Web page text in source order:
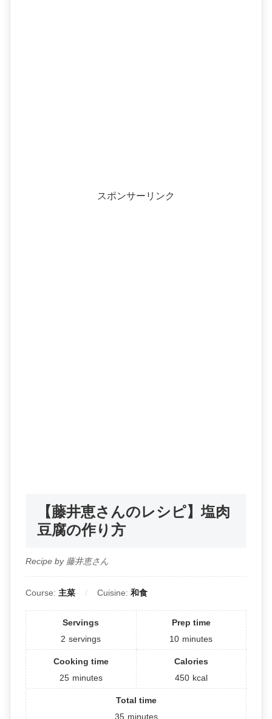
スポンサーリンク
【藤井恵さんのレシピ】塩肉
豆腐の作り方
Recipe by 藤井恵さん
Course: 主菜 Cuisine: 和食
Servings
2 servings
Prep time
10 minutes
Cooking time
25 minutes
Calories
450 kcal
Total time
35 minutes